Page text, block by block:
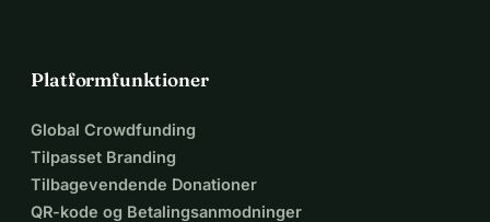
Platformfunktioner
Global Crowdfunding
Tilpasset Branding
Tilbagevendende Donationer
QR-kode og Betalingsanmodninger